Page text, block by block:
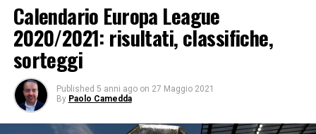
Calendario Europa League
2020/2021: risultati, classifiche,
sorteggi
Published 5 anni ago on 27 Maggio 2021
By Paolo Camedda